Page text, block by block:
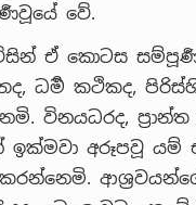
වේ.
ඒ කොටස
ධර්‍ම කථිකද,
විනයධරද,
ඉක්මවා අරූපවූ යම්